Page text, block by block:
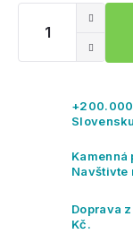
Navštivte
Doprava
Kč.